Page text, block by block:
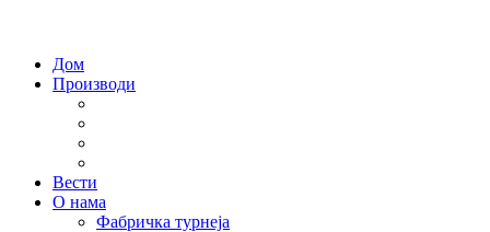
Дом
Производи
Вести
О нама
Фабричка турнеја